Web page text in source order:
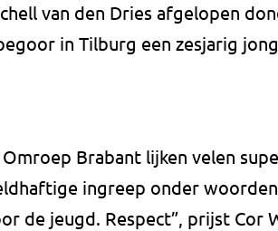
van den Dries afgelopen
in Tilburg een zesjarig
Brabant lijken velen
ingreep onder
de jeugd. Respect”, prijst Cor